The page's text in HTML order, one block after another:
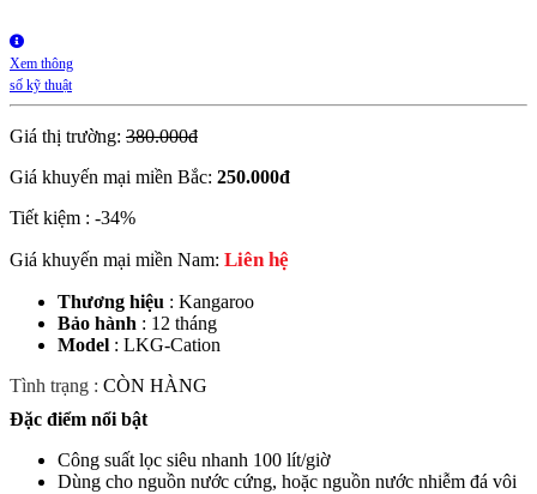
Xem thông
số kỹ thuật
Giá thị trường: 380.000đ
Giá khuyến mại miền Bắc: 250.000đ
Tiết kiệm : -34%
Giá khuyến mại miền Nam: Liên hệ
Thương hiệu : Kangaroo
Bảo hành : 12 tháng
Model : LKG-Cation
Tình trạng : CÒN HÀNG
Đặc điểm nổi bật
Công suất lọc siêu nhanh 100 lít/giờ
Dùng cho nguồn nước cứng, hoặc nguồn nước nhiễm đá vôi